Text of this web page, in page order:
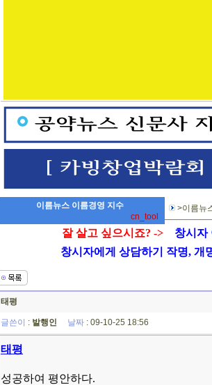
이름뉴스 이름경영 지수
cn_tool
>이름뉴
잘 살고 싶으시죠? -> 창시자
창시자에게 상담하기 작명, 개
태평
글쓴이 : 발행인 날짜 : 09-10-25 18:56
태평
성공하여 평안하다.